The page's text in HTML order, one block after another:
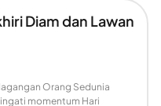
Diam dan Lawan
Orang Sedunia
momentum Hari